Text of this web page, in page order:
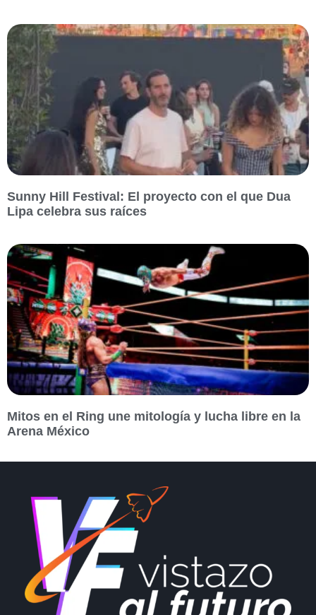
Sunny Hill Festival: El proyecto con el que Dua
Lipa celebra sus raíces
Mitos en el Ring une mitología y lucha libre en la
Arena México